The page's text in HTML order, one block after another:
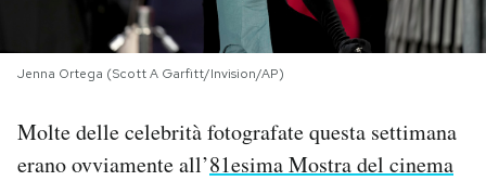
SHOP
Jenna Ortega (Scott A Garfitt/Invision/AP)
Molte delle celebrità fotografate questa settimana
erano ovviamente all’81esima Mostra del cinema